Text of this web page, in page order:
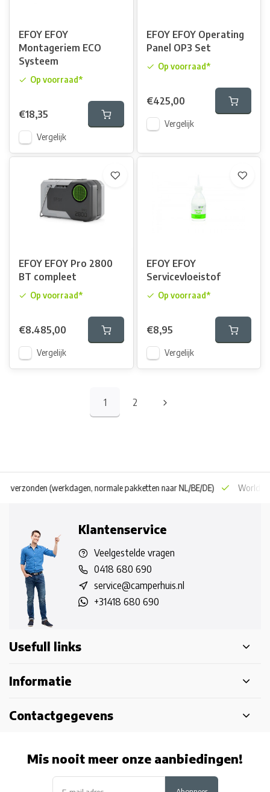
EFOY EFOY
Montageriem ECO
Systeem
Op voorraad*
€18,35
Vergelijk
EFOY EFOY Operating
Panel OP3 Set
Op voorraad*
€425,00
Vergelijk
EFOY EFOY Pro 2800
BT compleet
Op voorraad*
€8.485,00
Vergelijk
EFOY EFOY
Servicevloeistof
Op voorraad*
€8,95
Vergelijk
1 2
verzonden (werkdagen, normale pakketten naar NL/BE/DE) World
Klantenservice
Veelgestelde vragen
0418 680 690
service@camperhuis.nl
+31418 680 690
Usefull links
Informatie
Contactgegevens
Mis nooit meer onze aanbiedingen!